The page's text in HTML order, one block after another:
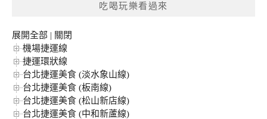
吃喝玩樂看過來
展開全部 | 關閉
機場捷運線
捷運環狀線
台北捷運美食 (淡水象山線)
台北捷運美食 (板南線)
台北捷運美食 (松山新店線)
台北捷運美食 (中和新蘆線)